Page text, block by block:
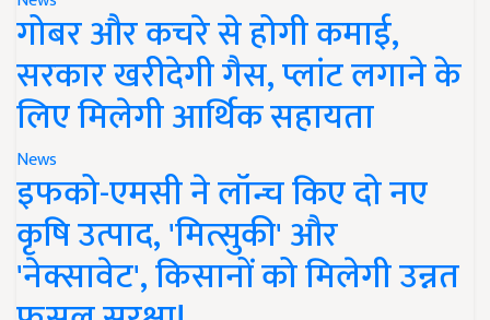
गोबर और कचरे से होगी कमाई,
सरकार खरीदेगी गैस, प्लांट लगाने के
लिए मिलेगी आर्थिक सहायता
News
इफको-एमसी ने लॉन्च किए दो नए
कृषि उत्पाद, 'मित्सुकी' और
'नेक्सावेट', किसानों को मिलेगी उन्नत